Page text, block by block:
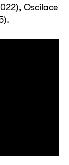
Oscilace